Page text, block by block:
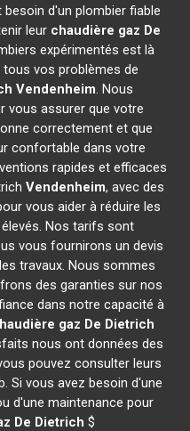
d'un plombier fiable
leur chaudière gaz De
expérimentés est là
vos problèmes de
Vendenheim. Nous
vous assurer que votre
correctement et que
confortable dans votre
rapides et efficaces
Vendenheim, avec des
vous aider à réduire les
Nos tarifs sont
vous fournirons un devis
travaux. Nous sommes
des garanties sur nos
dans notre capacité à
gaz De Dietrich
nous ont données des
pouvez consulter leurs
Si vous avez besoin d'une
d'une maintenance pour
De Dietrich $